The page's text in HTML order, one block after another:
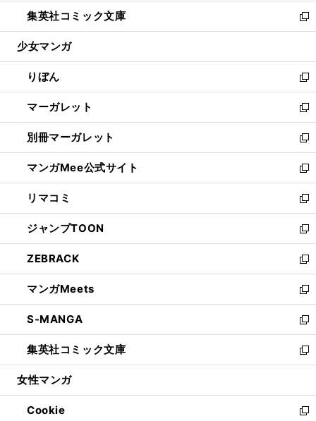
く
で
開
ド
ウ
開
く
ウ
ィ
ン
ウ
で
開
く
し
い
ウ
ン
ド
ウ
で
開
く
集英社コミック文庫
新
し
ウ
ィ
ン
ド
ウ
で
開
く
少女マンガ
りぼん
新
し
い
ウ
ィ
ン
ド
ウ
で
開
く
マーガレット
新
し
い
ウ
ィ
ン
ド
ウ
で
開
く
別冊マーガレット
新
し
い
ウ
ィ
ン
ド
ウ
で
開
く
マンガMee公式サイト
新
し
い
ウ
ィ
ン
ド
ウ
で
開
く
リマコミ
新
し
い
ウ
ィ
ン
ド
ウ
で
開
く
ジャンプTOON
新
し
い
ウ
ィ
ン
ド
ウ
で
開
ZEBRACK
新
し
い
ウ
ィ
ン
ド
ウ
開
く
マンガMeets
新
し
い
ウ
ィ
ン
ウ
で
S-MANGA
新
し
い
ウ
ン
ド
集英社コミック文庫
新
し
ウ
ィ
女性マンガ
Cookie 新